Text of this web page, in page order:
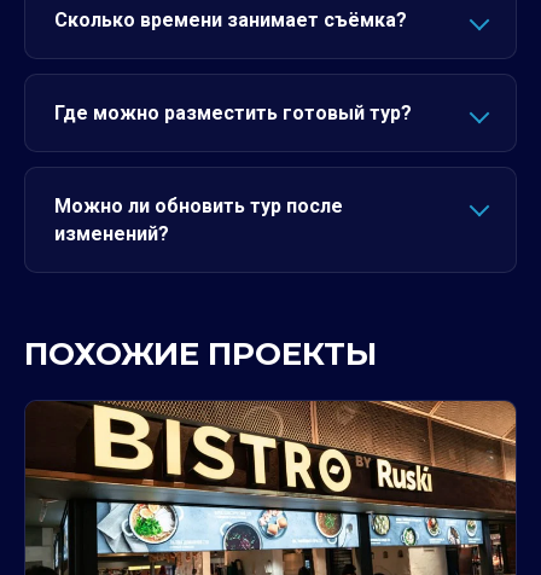
Сколько времени занимает съёмка?
Где можно разместить готовый тур?
Можно ли обновить тур после
изменений?
ПОХОЖИЕ ПРОЕКТЫ